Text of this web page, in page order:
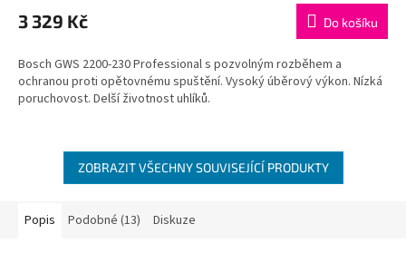
3 329 Kč Do košíku
Bosch GWS 2200-230 Professional s pozvolným rozběhem a
ochranou proti opětovnému spuštění. Vysoký úběrový výkon. Nízká
poruchovost. Delší životnost uhlíků.
ZOBRAZIT VŠECHNY SOUVISEJÍCÍ PRODUKTY
Popis Podobné (13) Diskuze